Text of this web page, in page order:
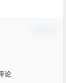
论